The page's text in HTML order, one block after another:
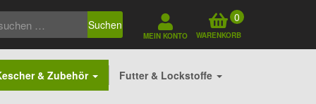
Suchen
MEIN KONTO
0
WARENKORB
& Zubehör Futter & Lockstoffe